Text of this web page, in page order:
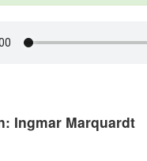
Ingmar Marquardt